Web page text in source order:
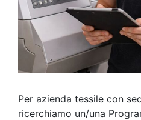
Per azienda tessile con
ricerchiamo un/una